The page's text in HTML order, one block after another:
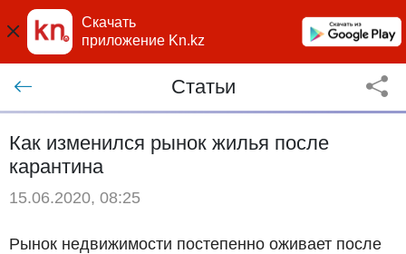
Скачать
приложение Kn.kz
Статьи
Как изменился рынок жилья после
карантина
15.06.2020, 08:25
Рынок недвижимости постепенно оживает после